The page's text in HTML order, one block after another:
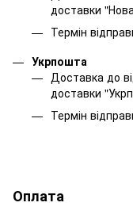
доставки
Термін
Укрпошта
Доставка до
доставки
Термін
Оплата